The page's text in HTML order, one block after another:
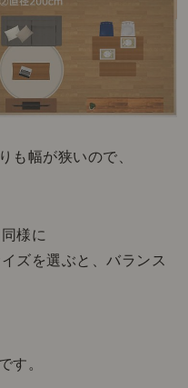
も幅が狭いので、
様に
ズを選ぶと、バランス
す。